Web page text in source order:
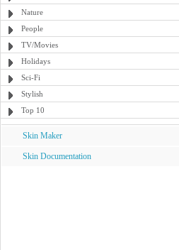
Nature
People
TV/Movies
Holidays
Sci-Fi
Stylish
Top 10
Skin Maker
Skin Documentation